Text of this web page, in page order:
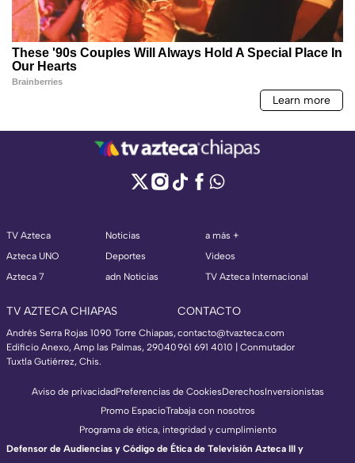
TV Azteca
Azteca UNO
Azteca 7
Noticias
Deportes
adn Noticias
a más +
Videos
TV Azteca Internacional
TV AZTECA CHIAPAS
Andrés Serra Rojas 1090 Torre Chiapas,
Edificio Anexo, Amp las Palmas, 29040
Tuxtla Gutiérrez, Chis.
CONTACTO
contacto@tvazteca.com
961 691 4010 | Conmutador
Aviso de privacidadPreferencias de CookiesDerechosInversionistas
Promo EspacioTrabaja con nosotros
Programa de ética, integridad y cumplimiento
Defensor de Audiencias y Código de Ética de Televisión Azteca III y